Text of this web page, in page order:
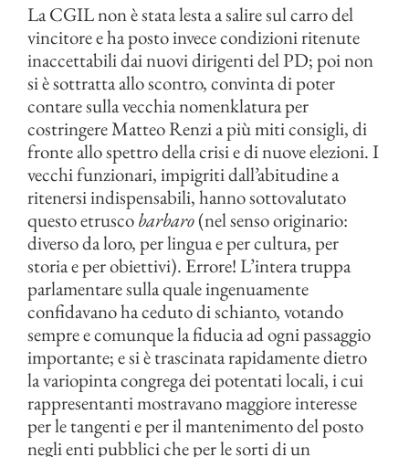
La CGIL non è stata lesta a salire sul carro del
vincitore e ha posto invece condizioni ritenute
inaccettabili dai nuovi dirigenti del PD; poi non
si è sottratta allo scontro, convinta di poter
contare sulla vecchia nomenklatura per
costringere Matteo Renzi a più miti consigli, di
fronte allo spettro della crisi e di nuove elezioni. I
vecchi funzionari, impigriti dall’abitudine a
ritenersi indispensabili, hanno sottovalutato
questo etruscobarbaro(nel senso originario:
diverso da loro, per lingua e per cultura, per
storia e per obiettivi). Errore! L’intera truppa
parlamentare sulla quale ingenuamente
confidavano ha ceduto di schianto, votando
sempre e comunque la fiducia ad ogni passaggio
importante; e si è trascinata rapidamente dietro
la variopinta congrega dei potentati locali, i cui
rappresentanti mostravano maggiore interesse
per le tangenti e per il mantenimento del posto
negli enti pubblici che per le sorti di un